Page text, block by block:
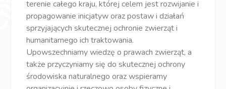
terenie całego kraju, której celem jest rozwijanie i
propagowanie inicjatyw oraz postaw i działań
sprzyjających skutecznej ochronie zwierząt i
humanitarnego ich traktowania.
Upowszechniamy wiedzę o prawach zwierząt, a
także przyczyniamy się do skutecznej ochrony
środowiska naturalnego oraz wspieramy